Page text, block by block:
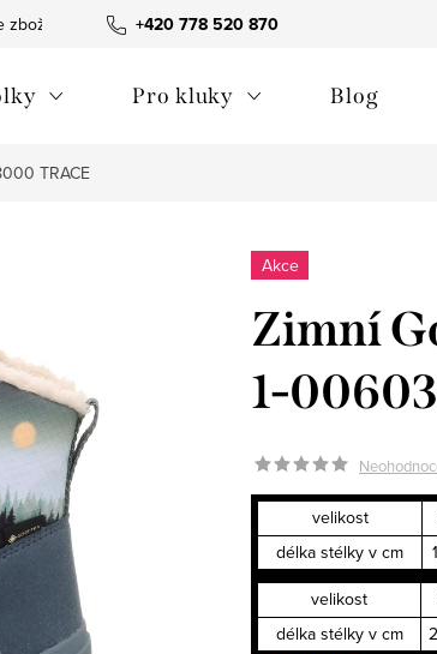
+420 778 520 870
zboží Obchodní podmínky
Pro kluky Blog
TRACE
Akce
Zimní
1-
velikost
délka stélky v cm
velikost
délka stélky v cm